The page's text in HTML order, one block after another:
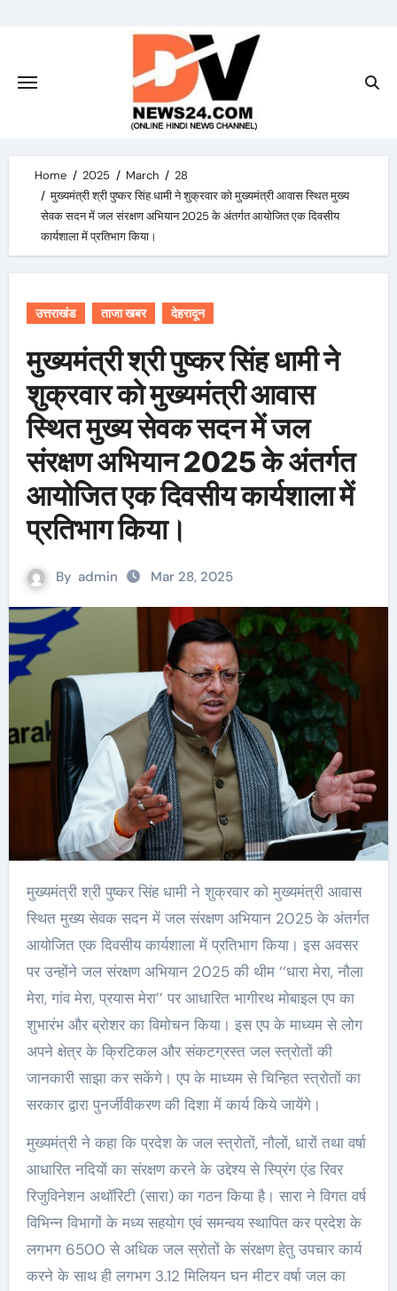
Home 2025 March
28
मुख्यमंत्री श्री पुष्कर सिंह धामी ने शुक्रवार को मुख्यमंत्री आवास स्थित मुख्य
सेवक सदन में जल संरक्षण अभियान 2025 के अंतर्गत आयोजित एक दिवसीय
कार्यशाला में प्रतिभाग किया।
उत्तराखंड ताजा खबर देहरादून
मुख्यमंत्री श्री पुष्कर सिंह धामी ने
शुक्रवार को मुख्यमंत्री आवास
स्थित मुख्य सेवक सदन में जल
संरक्षण अभियान 2025 के अंतर्गत
आयोजित एक दिवसीय कार्यशाला में
प्रतिभाग किया।
By admin Mar 28, 2025
मुख्यमंत्री श्री पुष्कर सिंह धामी ने शुक्रवार को मुख्यमंत्री आवास
स्थित मुख्य सेवक सदन में जल संरक्षण अभियान 2025 के अंतर्गत
आयोजित एक दिवसीय कार्यशाला में प्रतिभाग किया। इस अवसर
पर उन्होंने जल संरक्षण अभियान 2025 की थीम ‘‘धारा मेरा, नौला
मेरा, गांव मेरा, प्रयास मेरा’’ पर आधारित भागीरथ मोबाइल एप का
शुभारंभ और ब्रोशर का विमोचन किया। इस एप के माध्यम से लोग
अपने क्षेत्र के क्रिटिकल और संकटग्रस्त जल स्त्रोतों की
जानकारी साझा कर सकेंगे। एप के माध्यम से चिन्हित स्त्रोतों का
सरकार द्वारा पुनर्जीवीकरण की दिशा में कार्य किये जायेंगे।
मुख्यमंत्री ने कहा कि प्रदेश के जल स्त्रोतों, नौलों, धारों तथा वर्षा
आधारित नदियों का संरक्षण करने के उद्देश्य से स्प्रिंग एंड रिवर
रिजुविनेशन अथॉरिटी (सारा) का गठन किया है। सारा ने विगत वर्ष
विभिन्न विभागों के मध्य सहयोग एवं समन्वय स्थापित कर प्रदेश के
लगभग 6500 से अधिक जल स्रोतों के संरक्षण हेतु उपचार कार्य
करने के साथ ही लगभग 3.12 मिलियन घन मीटर वर्षा जल का